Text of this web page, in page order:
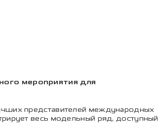
мероприятия для
представителей международных
весь модельный ряд, доступный